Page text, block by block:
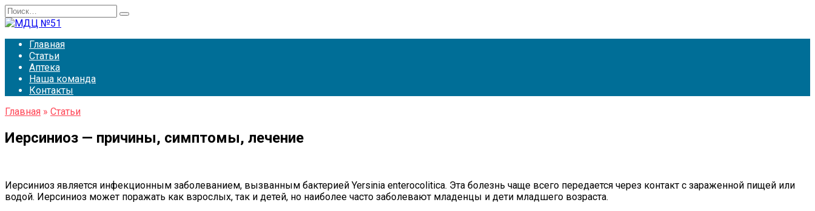
Перейти
к
Search
for:
Главная
Статьи
Аптека
Наша команда
Контакты
Главная » Статьи
Иерсиниоз — причины, симптомы, лечение
Иерсиниоз является инфекционным заболеванием, вызванным бактерией Yersinia enterocolitica. Эта болезнь чаще всего передается через контакт с зараженной пищей или
водой. Иерсиниоз может поражать как взрослых, так и детей, но наиболее часто заболевают младенцы и дети младшего возраста.